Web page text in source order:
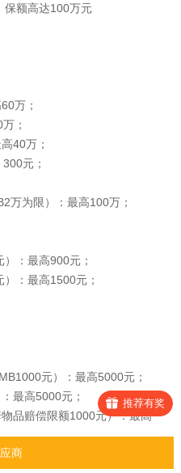
保额高达100万元
万；
；
40万；
元；
万为限）：最高100万；
：最高900元；
：最高1500元；
元）：最高5000元；
最高5000元；
品赔偿限额1000元）：最高
推荐有奖
商